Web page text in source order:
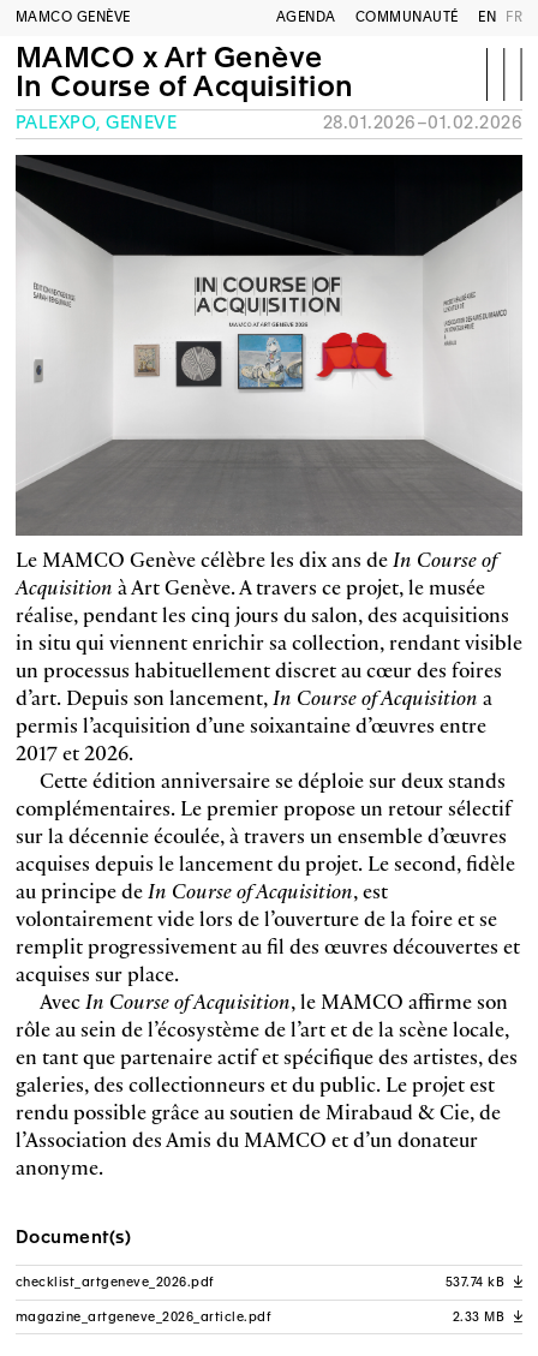
MAMCO GENÈVE AGENDA COMMUNAUTÉ EN FR
MAMCO x Art Genève
In Course of Acquisition
PALEXPO, GENÈVE 28.01.2026–01.02.2026
Le MAMCO Genève célèbre les dix ans deIn Course of
Acquisition à Art Genève. A travers ce projet, le musée
réalise, pendant les cinq jours du salon, des acquisitions
in situ qui viennent enrichir sa collection, rendant visible
un processus habituellement discret au cœur des foires
d’art. Depuis son lancement,In Course of Acquisition a
permis l’acquisition d’une soixantaine d’œuvres entre
2017 et 2026.
Cette édition anniversaire se déploie sur deux stands
complémentaires. Le premier propose un retour sélectif
sur la décennie écoulée, à travers un ensemble d’œuvres
acquises depuis le lancement du projet. Le second, fidèle
au principe deIn Course of Acquisition, est
volontairement vide lors de l’ouverture de la foire et se
remplit progressivement au fil des œuvres découvertes et
acquises sur place.
AvecIn Course of Acquisition, le MAMCO affirme son
rôle au sein de l’écosystème de l’art et de la scène locale,
en tant que partenaire actif et spécifique des artistes, des
galeries, des collectionneurs et du public. Le projet est
rendu possible grâce au soutien de Mirabaud & Cie, de
l’Association des Amis du MAMCO et d’un donateur
anonyme.
Document(s)
checklist_artgeneve_2026.pdf A
537.74 kB
magazine_artgeneve_2026_article.pdf A
2.33 MB